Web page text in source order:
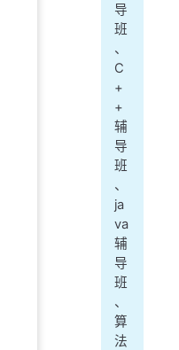
导
班
、
C
+
+
辅
导
班
、
ja
va
辅
导
班
、
算
法